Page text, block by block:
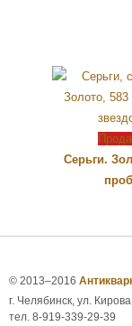
Серьги.
© 2013–2016
г. Челябинск, ул.
тел. 8-919-339-29-39